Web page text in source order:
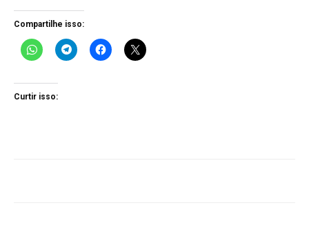
Compartilhe isso:
Curtir isso: